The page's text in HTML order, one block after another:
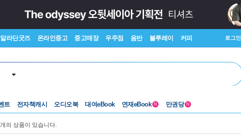
알라딘굿즈 온라인중고 중고매장 우주점 음반 블루레이 커피 로그인
트 전자책캐시 오디오북 대여eBook 연재eBook N 만권당 N
개의 상품이 있습니다.